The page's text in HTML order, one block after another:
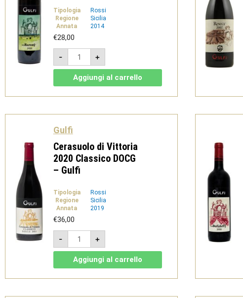
Tipologia
Rossi
Regione
Sicilia
Annata
2014
€28,00
-
Nerobaronj
2014
-
Terre
Siciliane
IGT
-
+
Aggiungi al carrello
Gulfi
Cerasuolo di Vittoria
2020 Classico DOCG
– Gulfi
Tipologia
Rossi
Regione
Sicilia
Annata
2019
€36,00
-
Cerasuolo
Vittoria
2020
Classico
DOCG
-
+
Aggiungi al carrello